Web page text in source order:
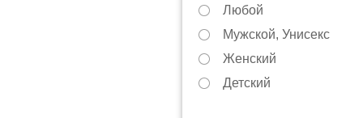
Смазки
Чехлы
DC (13
Terro (13)
Luckyboo (
YES (10
Любой
Мужской, Унисекс
Женский
Детский